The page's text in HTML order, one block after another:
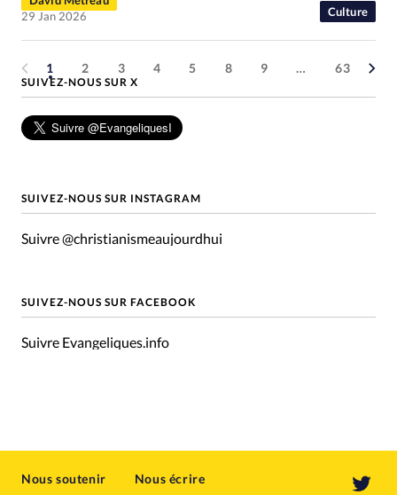
Culture
29 Jan 2026
1 2 3 4 5 8 9 … 63
SUIVEZ-NOUS SUR X
SUIVEZ-NOUS SUR INSTAGRAM
Suivre @christianismeaujourdhui
SUIVEZ-NOUS SUR FACEBOOK
Suivre Evangeliques.info
Nous soutenir Nous écrire